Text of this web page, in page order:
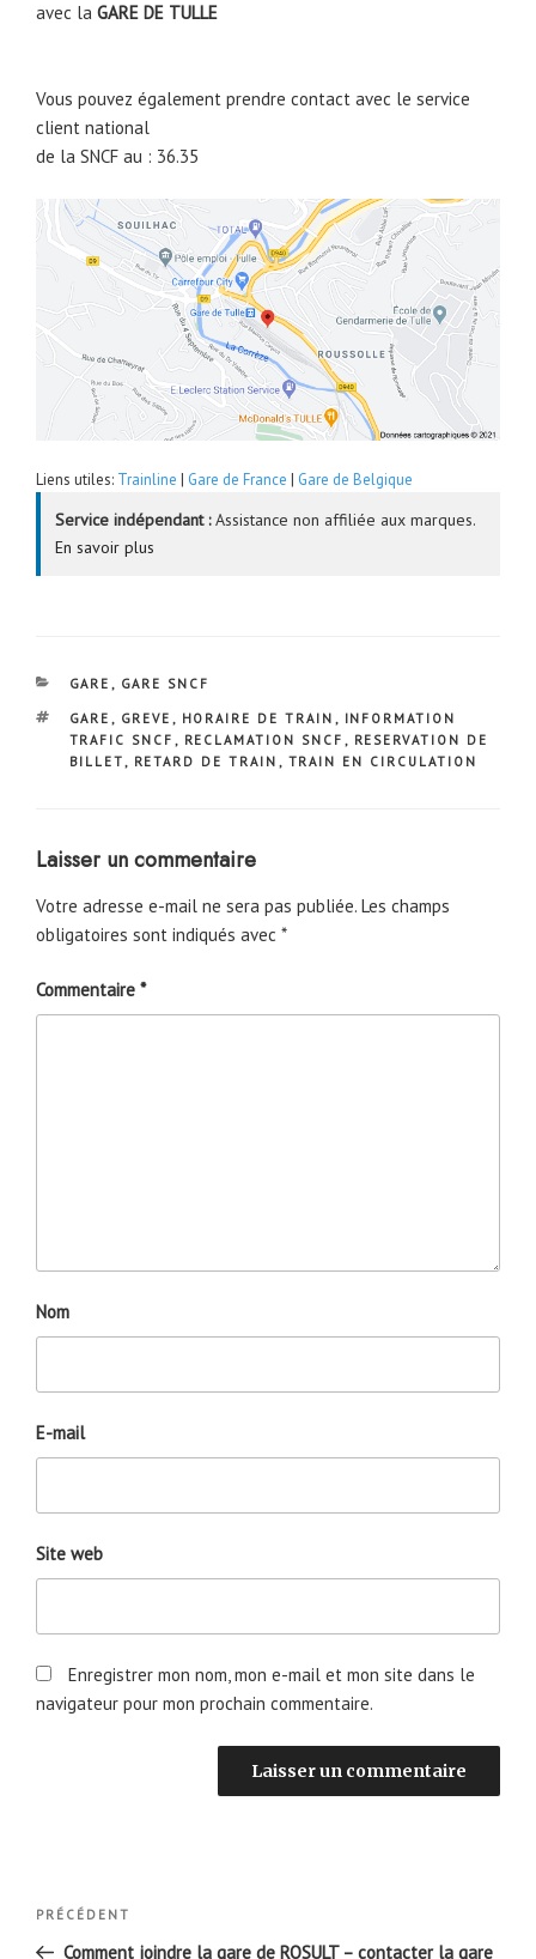
avec la GARE DE TULLE
Vous pouvez également prendre contact avec le service
client national
de la SNCF au : 36.35
Liens utiles: Trainline | Gare de France | Gare de Belgique
Service indépendant :Assistance non affiliée aux marques.
En savoir plus
CATÉGORIES
GARE , GARE SNCF
ÉTIQUETTES
GARE , GREVE , HORAIRE DE TRAIN , INFORMATION
TRAFIC SNCF , RECLAMATION SNCF , RESERVATION DE
BILLET, RETARD DE TRAIN , TRAIN EN CIRCULATION
Laisser un commentaire
Votre adresse e-mail ne sera pas publiée. Les champs
obligatoires sont indiqués avec *
Commentaire *
Nom
E-mail
Site web
Enregistrer mon nom, mon e-mail et mon site dans le
navigateur pour mon prochain commentaire.
Navigation
Article
précédent
PRÉCÉDENT
Comment joindre la gare de ROSULT – contacter la gare